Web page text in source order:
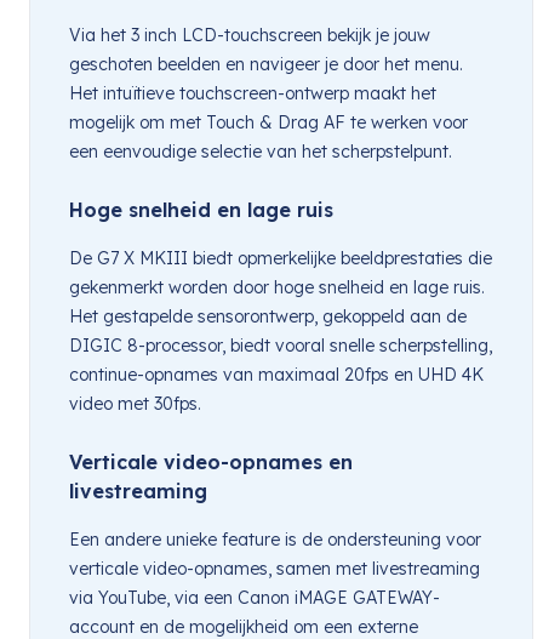
Via het 3 inch LCD-touchscreen bekijk je jouw
geschoten beelden en navigeer je door het menu.
Het intuïtieve touchscreen-ontwerp maakt het
mogelijk om met Touch & Drag AF te werken voor
een eenvoudige selectie van het scherpstelpunt.
Hoge snelheid en lage ruis
De G7 X MKIII biedt opmerkelijke beeldprestaties die
gekenmerkt worden door hoge snelheid en lage ruis.
Het gestapelde sensorontwerp, gekoppeld aan de
DIGIC 8-processor, biedt vooral snelle scherpstelling,
continue-opnames van maximaal 20fps en UHD 4K
video met 30fps.
Verticale video-opnames en
livestreaming
Een andere unieke feature is de ondersteuning voor
verticale video-opnames, samen met livestreaming
via YouTube, via een Canon iMAGE GATEWAY-
account en de mogelijkheid om een externe